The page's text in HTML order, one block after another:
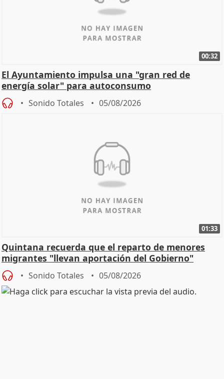
00:32
El Ayuntamiento impulsa una "gran red de
energía solar" para autoconsumo
Sonido Totales 05/08/2026
01:33
Quintana recuerda que el reparto de menores
migrantes "llevan aportación del Gobierno"
central
Sonido Totales 05/08/2026